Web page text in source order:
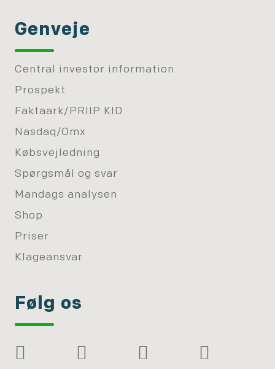
Genveje
Central investor information
Prospekt
Faktaark/PRIIP KID
Nasdaq/Omx
Købsvejledning
Spørgsmål og svar
Mandags analysen
Shop
Priser
Klageansvar
Følg os